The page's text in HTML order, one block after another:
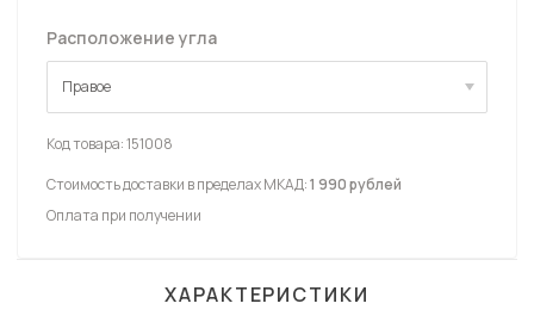
Расположение угла
Правое
Правое
Код товара:151008
Стоимость доставки в пределах МКАД:1 990 рублей
Оплата при получении
ХАРАКТЕРИСТИКИ